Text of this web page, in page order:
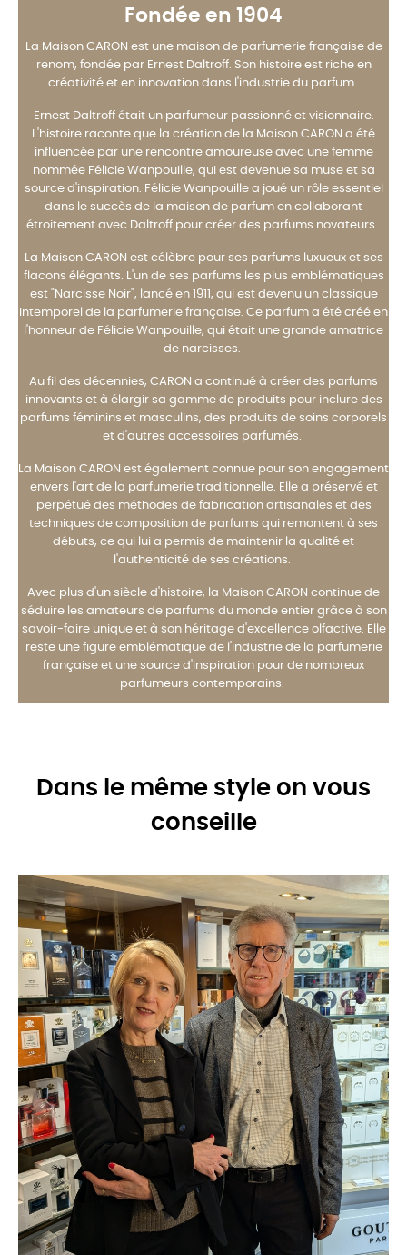
Fondée en 1904
La Maison CARON est une maison de parfumerie française de
renom, fondée par Ernest Daltroff. Son histoire est riche en
créativité et en innovation dans l'industrie du parfum.
Ernest Daltroff était un parfumeur passionné et visionnaire.
L'histoire raconte que la création de la Maison CARON a été
influencée par une rencontre amoureuse avec une femme
nommée Félicie Wanpouille, qui est devenue sa muse et sa
source d'inspiration. Félicie Wanpouille a joué un rôle essentiel
dans le succès de la maison de parfum en collaborant
étroitement avec Daltroff pour créer des parfums novateurs.
La Maison CARON est célèbre pour ses parfums luxueux et ses
flacons élégants. L'un de ses parfums les plus emblématiques
est "Narcisse Noir", lancé en 1911, qui est devenu un classique
intemporel de la parfumerie française. Ce parfum a été créé en
l'honneur de Félicie Wanpouille, qui était une grande amatrice
de narcisses.
Au fil des décennies, CARON a continué à créer des parfums
innovants et à élargir sa gamme de produits pour inclure des
parfums féminins et masculins, des produits de soins corporels
et d'autres accessoires parfumés.
La Maison CARON est également connue pour son engagement
envers l'art de la parfumerie traditionnelle. Elle a préservé et
perpétué des méthodes de fabrication artisanales et des
techniques de composition de parfums qui remontent à ses
débuts, ce qui lui a permis de maintenir la qualité et
l'authenticité de ses créations.
Avec plus d'un siècle d'histoire, la Maison CARON continue de
séduire les amateurs de parfums du monde entier grâce à son
savoir-faire unique et à son héritage d'excellence olfactive. Elle
reste une figure emblématique de l'industrie de la parfumerie
française et une source d'inspiration pour de nombreux
parfumeurs contemporains.
Dans le même style on vous
conseille